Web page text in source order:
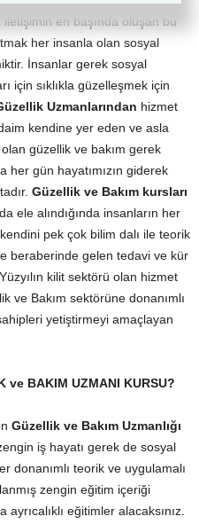
en başında oluşan bu
her insanla olan sosyal
İnsanlar gerek sosyal
için sıklıkla güzelleşmek için
Uzmanlarından hizmet
kendine yer eden ve asla
güzellik ve bakım gerek
gün hayatımızın giderek
Güzellik ve Bakım kursları
ele alındığında insanların her
pek çok bilim dalı ile teorik
beraberinde gelen tedavi ve kür
kilit sektörü olan hizmet
ve Bakım sektörüne donanımlı
yetiştirmeyi amaçlayan
ve BAKIM UZMANI KURSU?
Güzellik ve Bakım Uzmanlığı
iş hayatı gerek de sosyal
donanımlı teorik ve uygulamalı
zengin eğitim içeriği
eğitimler alacaksınız.